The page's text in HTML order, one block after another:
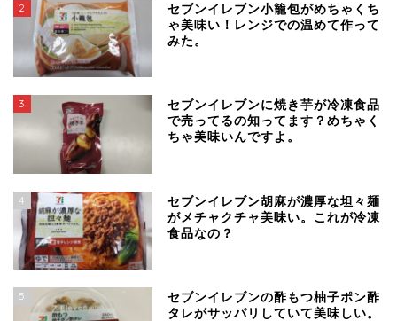
2
セブンイレブン小籠包がめちゃくち
ゃ美味い！レンジでの温めて作って
みた。
3
セブンイレブンに焼き芋が冷凍食品
で売ってるの知ってます？めちゃく
ちゃ美味いんですよ。
4
セブンイレブン胡麻が濃厚な坦々麺
がメチャクチャ美味い。これが冷凍
食品なの？
5
セブンイレブンの酢もつ柚子ポン酢
タレがサッパリしていて美味しい。